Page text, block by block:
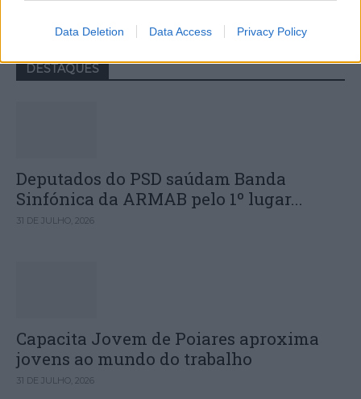
Data Deletion Data Access Privacy Policy
DESTAQUES
Deputados do PSD saúdam Banda
Sinfónica da ARMAB pelo 1º lugar...
31 DE JULHO, 2026
Capacita Jovem de Poiares aproxima
jovens ao mundo do trabalho
31 DE JULHO, 2026